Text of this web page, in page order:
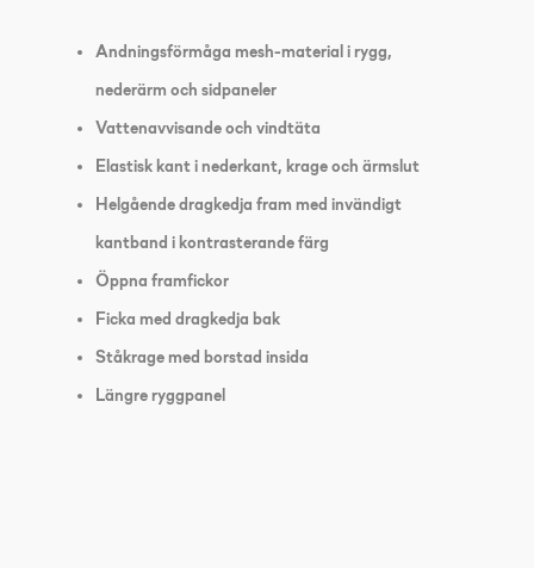
Andningsförmåga mesh-material i rygg,
nederärm och sidpaneler
Vattenavvisande och vindtäta
Elastisk kant i nederkant, krage och ärmslut
Helgående dragkedja fram med invändigt
kantband i kontrasterande färg
Öppna framfickor
Ficka med dragkedja bak
Ståkrage med borstad insida
Längre ryggpanel